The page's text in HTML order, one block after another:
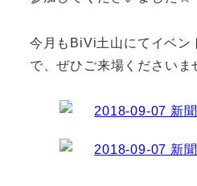
今月もBiVi土山にてイベン
で、ぜひご来場くださいま